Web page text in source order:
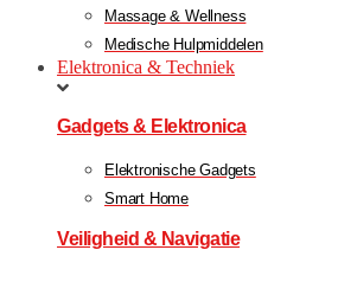
Massage & Wellness
Medische Hulpmiddelen
Elektronica & Techniek
Gadgets & Elektronica
Elektronische Gadgets
Smart Home
Veiligheid & Navigatie